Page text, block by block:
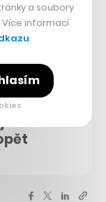
Bitcoin
a soubory
Více informací
.